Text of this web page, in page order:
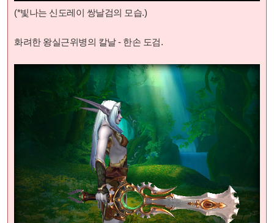
(*빛나는 신도레이 쌍날검의 모습.)
화려한 왕실근위병의 칼날 - 한손 도검.